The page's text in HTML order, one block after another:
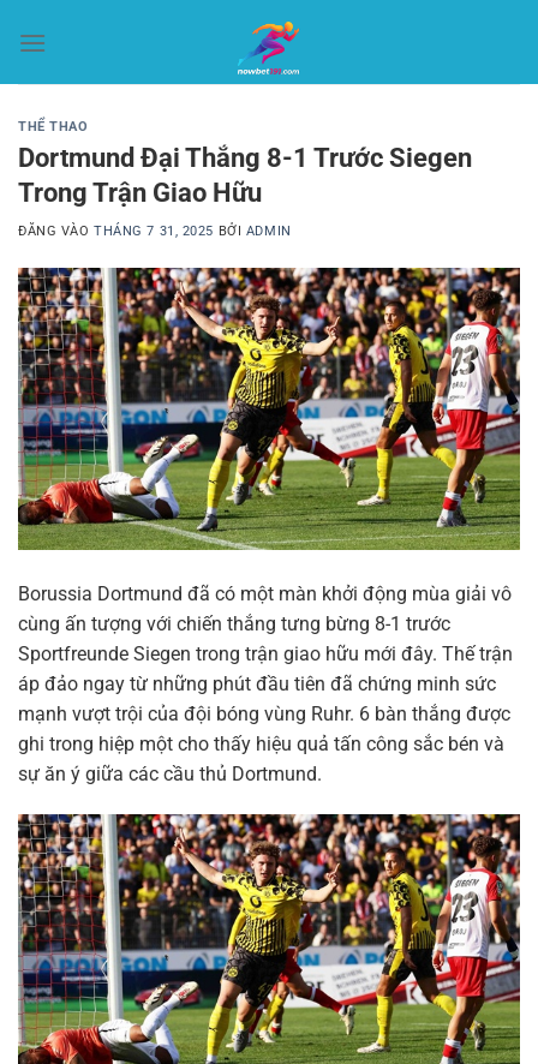
qua
THỂ THAO
Dortmund Đại Thắng 8-1 Trước Siegen
Trong Trận Giao Hữu
ĐĂNG VÀOTHÁNG 7 31, 2025 BỞI ADMIN
Borussia Dortmund đã có một màn khởi động mùa giải vô
cùng ấn tượng với chiến thắng tưng bừng 8-1 trước
Sportfreunde Siegen trong trận giao hữu mới đây. Thế trận
áp đảo ngay từ những phút đầu tiên đã chứng minh sức
mạnh vượt trội của đội bóng vùng Ruhr. 6 bàn thắng được
ghi trong hiệp một cho thấy hiệu quả tấn công sắc bén và
sự ăn ý giữa các cầu thủ Dortmund.